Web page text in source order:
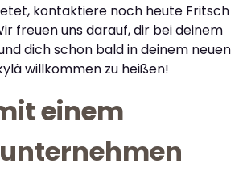
kontaktiere noch heute Fritsch
freuen uns darauf, dir bei deinem
dich schon bald in deinem neuen
willkommen zu heißen!
einem